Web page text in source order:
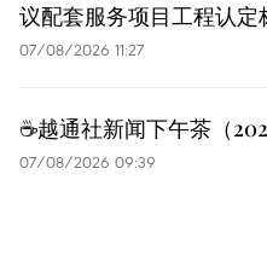
议配套服务项目工程认定
07/08/2026 11:27
☕️越通社新闻下午茶（
07/08/2026 09:39